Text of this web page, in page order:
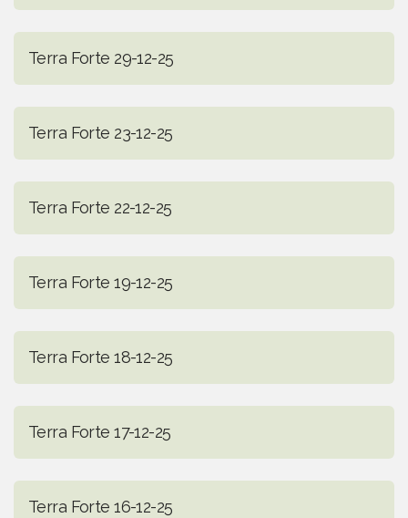
Terra Forte 29-12-25
Terra Forte 23-12-25
Terra Forte 22-12-25
Terra Forte 19-12-25
Terra Forte 18-12-25
Terra Forte 17-12-25
Terra Forte 16-12-25